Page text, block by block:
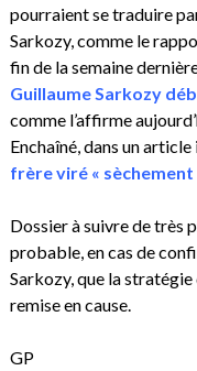
pourraient se traduire
Sarkozy, comme le
fin de la semaine
Guillaume Sarkozy
comme l’affirme
Enchaîné, dans un
frère viré « sèchement
Dossier à suivre de très
probable, en cas de
Sarkozy, que la
remise en cause.
GP